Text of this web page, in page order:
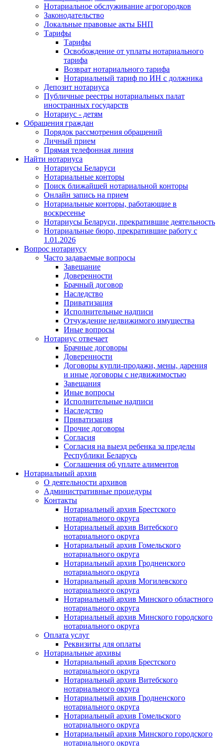
Нотариальное обслуживание агрогородков
Законодательство
Локальные правовые акты БНП
Тарифы
Тарифы
Освобождение от уплаты нотариального
тарифа
Возврат нотариального тарифа
Нотариальный тариф по ИН с должника
Депозит нотариуса
Публичные реестры нотариальных палат
иностранных государств
Нотариус - детям
Обращения граждан
Порядок рассмотрения обращений
Личный прием
Прямая телефонная линия
Найти нотариуса
Нотариусы Беларуси
Нотариальные конторы
Поиск ближайшей нотариальной конторы
Онлайн запись на прием
Нотариальные конторы, работающие в
воскресенье
Нотариусы Беларуси, прекратившие деятельность
Нотариальные бюро, прекратившие работу с
1.01.2026
Вопрос нотариусу
Часто задаваемые вопросы
Завещание
Доверенности
Брачный договор
Наследство
Приватизация
Исполнительные надписи
Отчуждение недвижимого имущества
Иные вопросы
Нотариус отвечает
Брачные договоры
Доверенности
Договоры купли-продажи, мены, дарения
и иные договоры с недвижимостью
Завещания
Иные вопросы
Исполнительные надписи
Наследство
Приватизация
Прочие договоры
Согласия
Согласия на выезд ребенка за пределы
Республики Беларусь
Соглашения об уплате алиментов
Нотариальный архив
О деятельности архивов
Административные процедуры
Контакты
Нотариальный архив Брестского
нотариального округа
Нотариальный архив Витебского
нотариального округа
Нотариальный архив Гомельского
нотариального округа
Нотариальный архив Гродненского
нотариального округа
Нотариальный архив Могилевского
нотариального округа
Нотариальный архив Минского областного
нотариального округа
Нотариальный архив Минского городского
нотариального округа
Оплата услуг
Реквизиты для оплаты
Нотариальные архивы
Нотариальный архив Брестского
нотариального округа
Нотариальный архив Витебского
нотариального округа
Нотариальный архив Гродненского
нотариального округа
Нотариальный архив Гомельского
нотариального округа
Нотариальный архив Минского городского
нотариального округа